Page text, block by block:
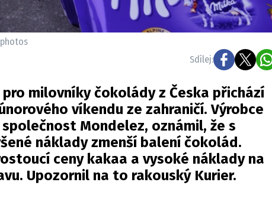
Sdílej:
milovníky čokolády z Česka přichází
víkendu ze zahraničí. Výrobce
Mondelez, oznámil, že s
náklady zmenší balení čokolád.
ceny kakaa a vysoké náklady na
Upozornil na to rakouský Kurier.